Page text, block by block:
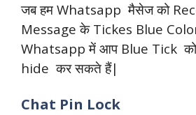
जब हम Whatsapp मैसेज को
Message के Tickes Blue
Whatsapp में आप Blue Tick
hide कर सकते हैं|
Chat Pin Lock